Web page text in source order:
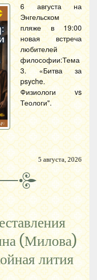
6 августа на
Энгельском
пляже в 19:00
новая встреча
любителей
философии:Тема
3. «Битва за
psyche.
Физиологи vs
Теологи".
5 августа, 2026
(Милова)
лития